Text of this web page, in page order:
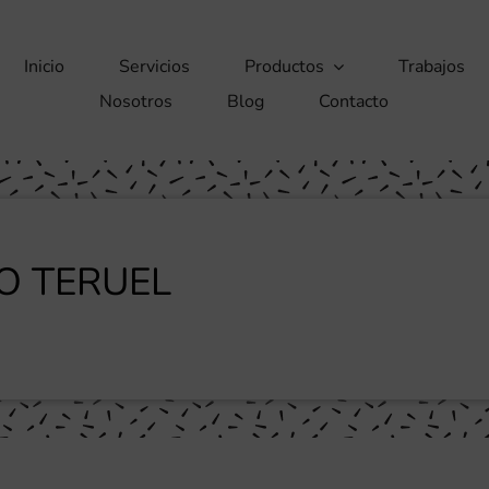
Inicio Servicios Productos
Trabajos
Nosotros
Blog Contacto
TERUEL